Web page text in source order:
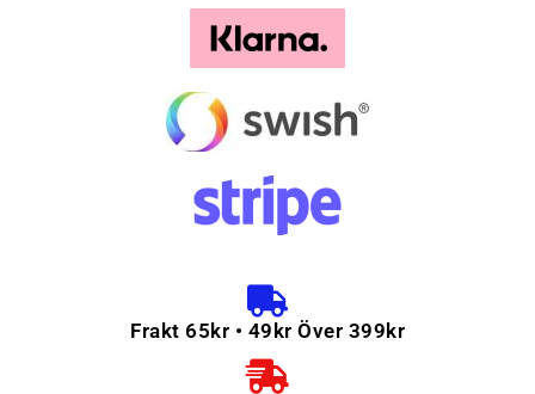
Frakt 65kr • 49kr Över 399kr